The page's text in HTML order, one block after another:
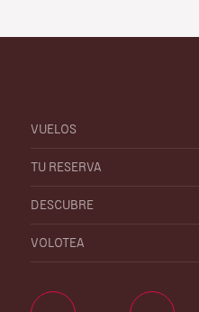
VUELOS
TU RESERVA
DESCUBRE
VOLOTEA